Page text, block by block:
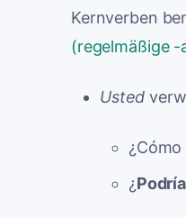
Kernverben
(regelmäßige -
Usted
¿Cómo
¿Podría